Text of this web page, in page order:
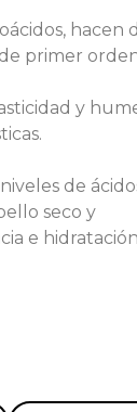
hacen
primer
y
de
seco y
e